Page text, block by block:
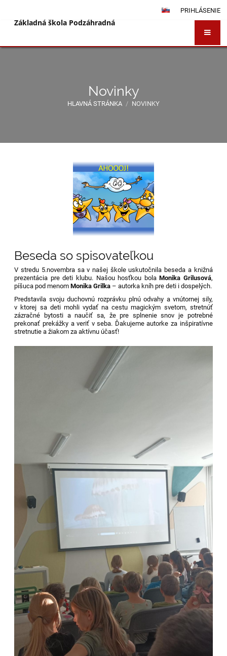
PRIHLÁSENIE
Základná škola Podzáhradná
Novinky
HLAVNÁ STRÁNKA / NOVINKY
Beseda so spisovateľkou
V stredu 5.novembra sa v našej škole uskutočnila beseda a knižná
prezentácia pre deti klubu. Našou hosťkou bola Monika Grilusová,
píšuca pod menom Monika Grilka – autorka kníh pre deti i dospelých.
Predstavila svoju duchovnú rozprávku plnú odvahy a vnútornej sily,
v ktorej sa deti mohli vydať na cestu magickým svetom, stretnúť
zázračné bytosti a naučiť sa, že pre splnenie snov je potrebné
prekonať prekážky a veriť v seba. Ďakujeme autorke za inšpiratívne
stretnutie a žiakom za aktívnu účasť!